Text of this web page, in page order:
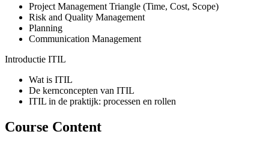
Project Management Triangle (Time, Cost, Scope)
Risk and Quality Management
Planning
Communication Management
Introductie ITIL
Wat is ITIL
De kernconcepten van ITIL
ITIL in de praktijk: processen en rollen
Course Content